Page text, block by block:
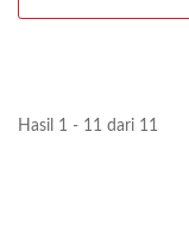
Hasil 1 - 11 dari 11